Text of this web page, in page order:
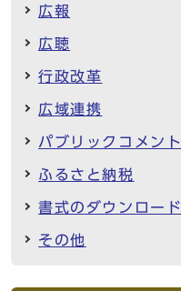
広報
広聴
行政改革
広域連携
パブリックコメント
ふるさと納税
書式のダウンロード
その他